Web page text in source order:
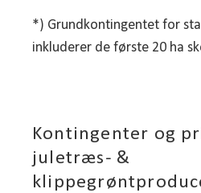
*) Grundkontingentet for
inkluderer de første 20 ha
Kontingenter og
juletræs- &